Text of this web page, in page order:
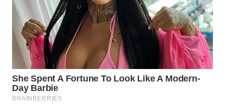
WN
TAPANULI
UTARA
WN
SAMOSIR
WN
PADANG